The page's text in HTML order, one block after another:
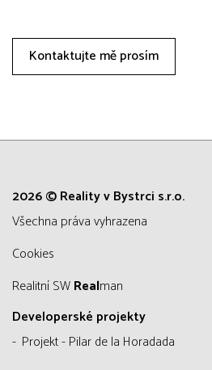
Kontaktujte mě prosím
2026 © Reality v Bystrci s.r.o.
všechna práva vyhrazena
Cookies
Realitní SWRealman
Developerské projekty
Projekt - Pilar de la Horadada